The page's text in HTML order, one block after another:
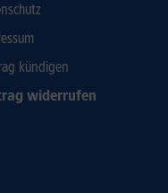
kündigen
widerrufen